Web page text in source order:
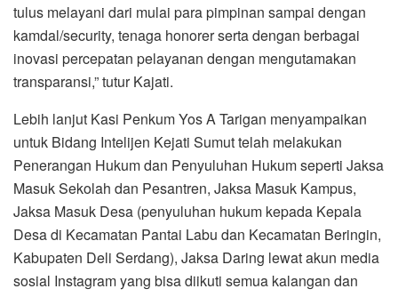
tulus melayani dari mulai para pimpinan sampai dengan
kamdal/security, tenaga honorer serta dengan berbagai
inovasi percepatan pelayanan dengan mengutamakan
transparansi,” tutur Kajati.
Lebih lanjut Kasi Penkum Yos A Tarigan menyampaikan
untuk Bidang Intelijen Kejati Sumut telah melakukan
Penerangan Hukum dan Penyuluhan Hukum seperti Jaksa
Masuk Sekolah dan Pesantren, Jaksa Masuk Kampus,
Jaksa Masuk Desa (penyuluhan hukum kepada Kepala
Desa di Kecamatan Pantai Labu dan Kecamatan Beringin,
Kabupaten Deli Serdang), Jaksa Daring lewat akun media
sosial Instagram yang bisa diikuti semua kalangan dan